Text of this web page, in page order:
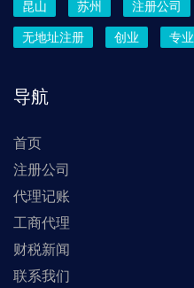
昆山 苏州 注册公司
无地址注册 创业 专业
导航
首页
注册公司
代理记账
工商代理
财税新闻
联系我们